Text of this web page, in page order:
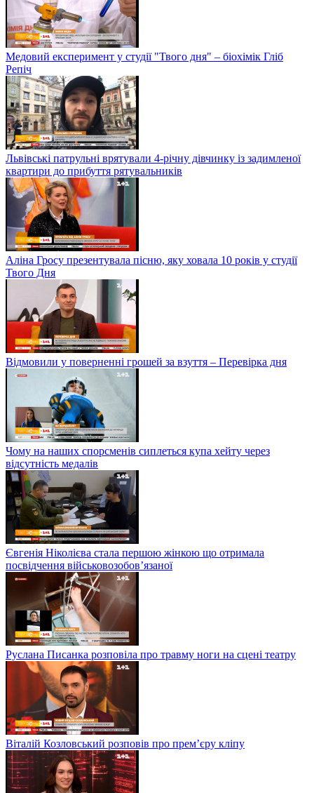
Медовий експеримент у студії "Твого дня" – біохімік Гліб
Репіч
Львівські патрульні врятували 4-річну дівчинку із задимленої
квартири до прибуття рятувальників
Аліна Гросу презентувала пісню, яку ховала 10 років у студії
Твого Дня
Відмовили у поверненні грошей за взуття – Перевірка дня
Чому на наших спорсменів сиплеться купа хейту через
відсутність медалів
Євгенія Ніколієва стала першою жінкою що отримала
посвідчення військовозобов’язаної
Руслана Писанка розповіла про травму ноги на сцені театру
Віталій Козловський розповів про прем’єру кліпу